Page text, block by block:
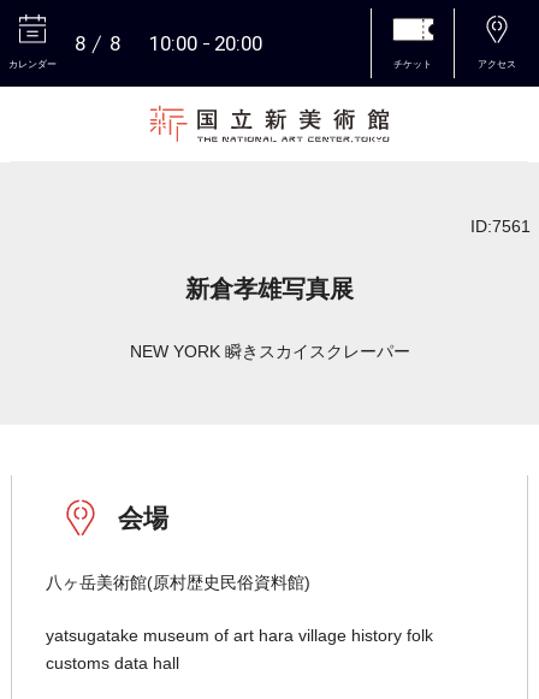
カレンダー
8 8 10:00 20:00
チケット アクセス
ID:7561
新倉孝雄写真展
NEW YORK 瞬きスカイスクレーパー
会場
八ヶ岳美術館(原村歴史民俗資料館)
yatsugatake museum of art hara village history folk
customs data hall